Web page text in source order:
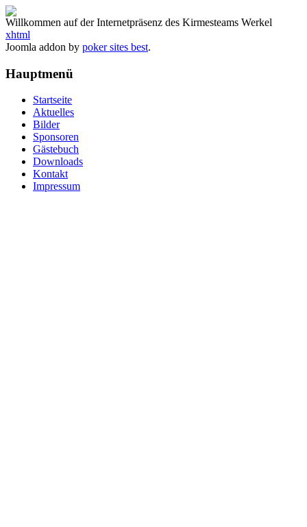
Willkommen auf der Internetpräsenz des Kirmesteams Werkel
xhtml
Joomla addon by poker sites best.
Hauptmenü
Startseite
Aktuelles
Bilder
Sponsoren
Gästebuch
Downloads
Kontakt
Impressum